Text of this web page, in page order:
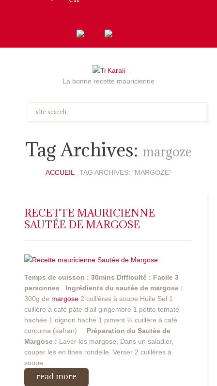
La bonne recette mauricienne
Tag Archives: margoze
ACCUEIL TAG ARCHIVES: "MARGOZE"
RECETTE MAURICIENNE
SAUTÉE DE MARGOSE
Temps de cuisson : 30mins Difficulté : Facile 3
personnes
Ingrédients du sautée de margose :
300g de margose 2 cuillères à soupe Huile Sel 1
cuillère à café pâte d’ail gingembre 1 petite tomate
hachée 1 oignon haché 1 piment ¼ cuillère à café
curcuma (safran) Préparation du Sautée de
Margose : Laver les margose, Dans un saladier,
couper les en fines rondelle. Verser 2 cuillères à
soupe...
read more